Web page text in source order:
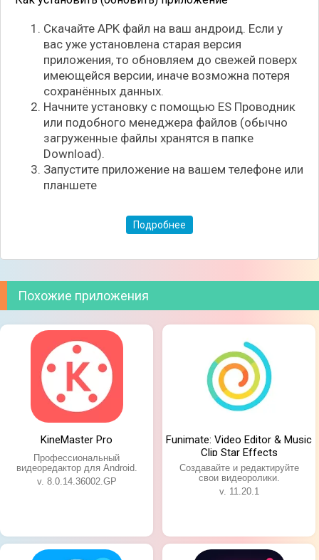
Помимо нарезки и редактирования видео можно
заняться нарезкой слайд-шоу из различных
фотографий и небольших видеофайлов, используя
специальные эффекты и фоновую музыку из
большой библиотеки. После завершения работы,
готовый видеоматериал можно легко
экспортировать и отправить при помощи любого
мессенджера или соцсети.
Скачайте APK файл на ваш андроид. Если у
вас уже установлена старая версия
приложения, то обновляем до свежей поверх
имеющейся версии, иначе возможна потеря
сохранённых данных.
Начните установку с помощью ES Проводник
или подобного менеджера файлов (обычно
загруженные файлы хранятся в папке
Download).
Запустите приложение на вашем телефоне или
планшете
Подробнее
Похожие приложения
KineMaster Pro
Профессиональный
видеоредактор для Android.
v. 8.0.14.36002.GP
Funimate: Video Editor & Music
Clip Star Effects
Создавайте и редактируйте
свои видеоролики.
v. 11.20.1